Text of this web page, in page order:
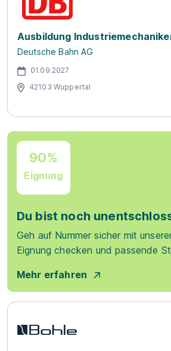
Ausbildung
Deutsche Bahn AG
01.09.2027
42103 Wuppertal
90%
Eignung
Du bist noch
Geh auf Nummer sicher mit
Eignung checken und passende
Mehr erfahren